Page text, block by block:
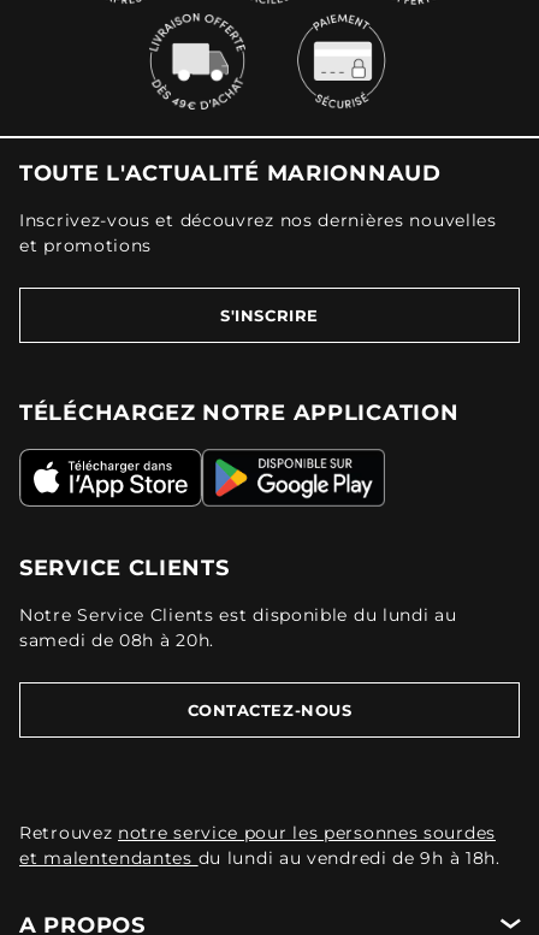
TOUTE L'ACTUALITÉ MARIONNAUD
Inscrivez-vous et découvrez nos dernières nouvelles
et promotions
S'INSCRIRE
TÉLÉCHARGEZ NOTRE APPLICATION
SERVICE CLIENTS
Notre Service Clients est disponible du lundi au
samedi de 08h à 20h.
CONTACTEZ-NOUS
Retrouvez notre service pour les personnes sourdes
et malentendantes du lundi au vendredi de 9h à 18h.
A PROPOS